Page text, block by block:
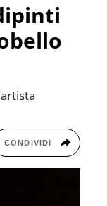
CONDIVIDI